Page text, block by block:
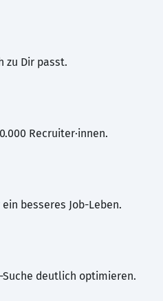
zu Dir passt.
Recruiter·innen.
besseres Job-Leben.
Suche deutlich optimieren.